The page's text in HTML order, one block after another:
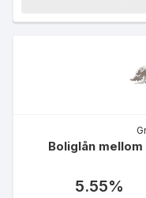
Boliglån
5.55%